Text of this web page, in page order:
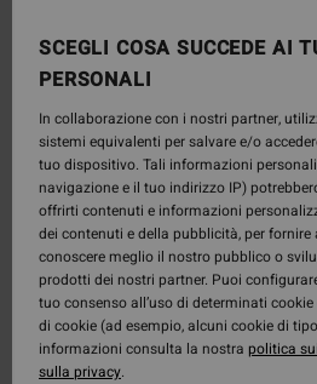
SCEGLI COSA SUCCEDE AI
PERSONALI
In collaborazione con i nostri partner,
sistemi equivalenti per salvare e/o
tuo dispositivo. Tali informazioni
navigazione e il tuo indirizzo IP)
offrirti contenuti e informazioni
dei contenuti e della pubblicità, per
conoscere meglio il nostro pubblico o
prodotti dei nostri partner. Puoi
tuo consenso all’uso di determinati
di cookie (ad esempio, alcuni cookie di
informazioni consulta la nostra politica
sulla privacy.